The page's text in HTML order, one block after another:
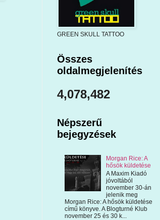
GREEN SKULL TATTOO
Összes
oldalmegjelenítés
4,078,482
Népszerű
bejegyzések
Morgan Rice: A
hősök küldetése
A Maxim Kiadó
jóvoltából
november 30-án
jelenik meg
Morgan Rice: A hősök küldetése
című könyve. A Blogturné Klub
november 25 és 30 k...